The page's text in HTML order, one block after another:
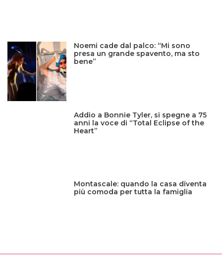
Noemi cade dal palco: “Mi sono
presa un grande spavento, ma sto
bene”
Addio a Bonnie Tyler, si spegne a 75
anni la voce di “Total Eclipse of the
Heart”
Montascale: quando la casa diventa
più comoda per tutta la famiglia